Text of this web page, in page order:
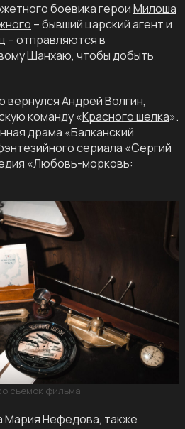
боевика героиМилоша
– бывший царский агент и
– отправляются в
Шанхаю, чтобы добыть
Андрей Волгин,
команду «Красного шелка».
драма «Балканский
сериала «Сергий
«Любовь-морковь:
съемок фильма
Нефедова, также